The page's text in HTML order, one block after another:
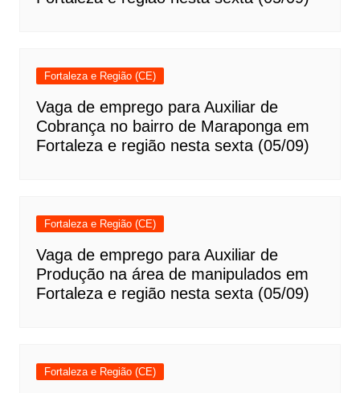
Fortaleza e Região (CE)
Vaga de emprego para Auxiliar de
Cobrança no bairro de Maraponga em
Fortaleza e região nesta sexta (05/09)
Fortaleza e Região (CE)
Vaga de emprego para Auxiliar de
Produção na área de manipulados em
Fortaleza e região nesta sexta (05/09)
Fortaleza e Região (CE)